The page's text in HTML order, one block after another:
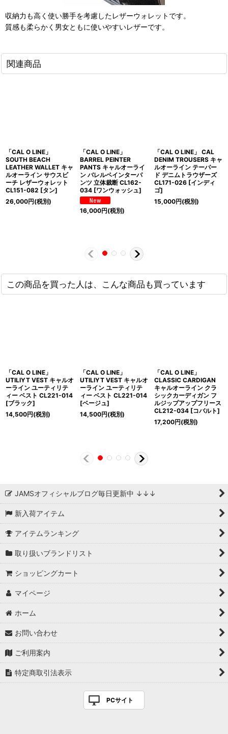
収納力も高く使い勝手を考慮したレザーウォレットです。
質感も柔らかく男女ともに使いやすいレザーです。
関連商品
「CAL O LINE」
SOUTH BEACH
LEATHER WALLET キャ
ルオーライン サウスビ
ーチ レザーウォレット
CL151-082 [タン]
26,000円(税別)
「CAL O LINE」
BARREL PEINTER
PANTS キャルオーライ
ン バレルペインターパ
ンツ 立体裁断 CL162-
034 [ワンウォッシュ]
16,000円(税別)
「CAL O LINE」 CAL
DENIM TROUSERS キャ
ルオーライン テーパー
ド デニムトラウザーズ
CL171-026 [インディ
ゴ]
15,000円(税別)
この商品を買った人は、こんな商品も買っています
「CAL O LINE」
UTILIYT VEST キャルオ
ーライン ユーティリテ
ィー ベスト CL221-014
[ブラック]
14,500円(税別)
「CAL O LINE」
UTILIYT VEST キャルオ
ーライン ユーティリテ
ィー ベスト CL221-014
[ベージュ]
14,500円(税別)
「CAL O LINE」
CLASSIC CARDIGAN
キャルオーライン クラ
シックカーディガン フ
ルジップアップフリース
CL212-034 [コバルト]
17,200円(税別)
JAMSオフィシャルブログ毎日更新中 ↓↓↓
新入荷アイテム
アイテムランキング
取り扱いブランドリスト
ショッピングカート
マイページ
ホーム
お問い合わせ
ご利用案内
特定商取引法表示
PCサイト